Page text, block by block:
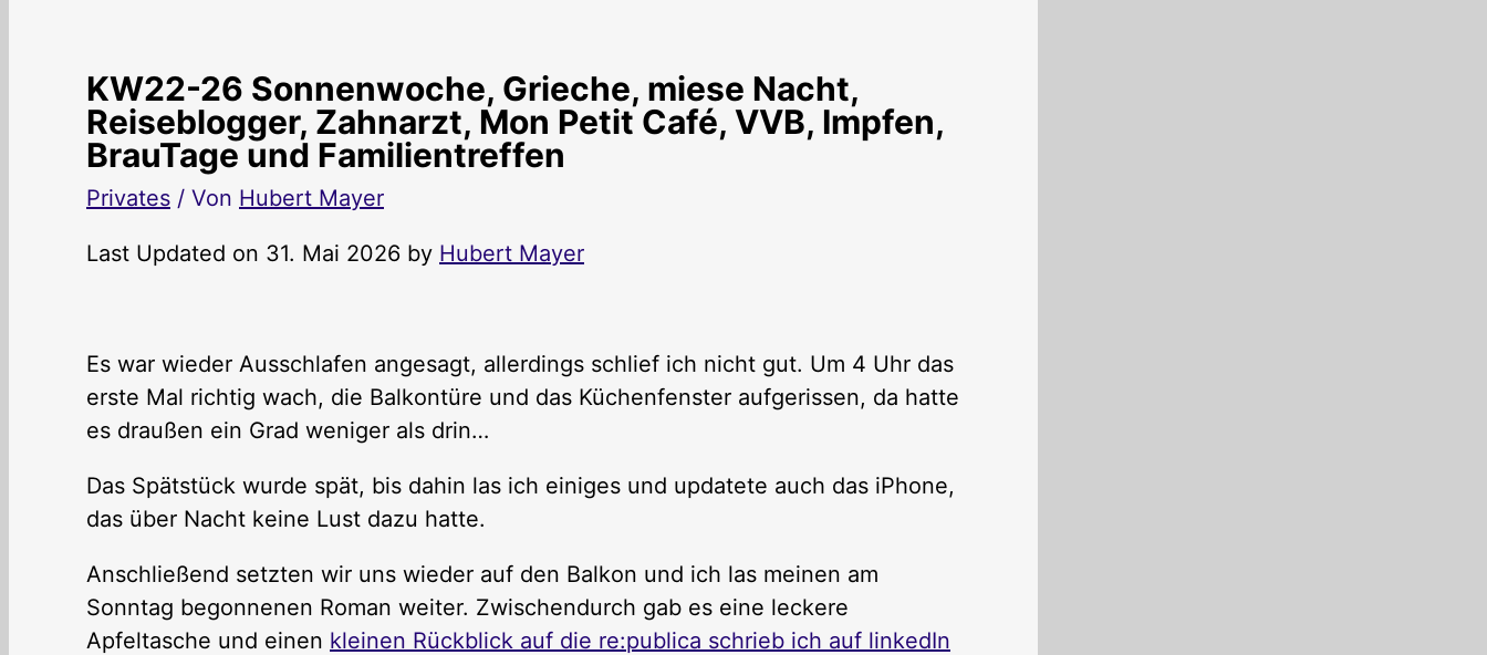
KW22-26 Sonnenwoche, Grieche, miese Nacht,
Reiseblogger, Zahnarzt, Mon Petit Café, VVB, Impfen,
BrauTage und Familientreffen
Privates / Von Hubert Mayer
Last Updated on 31. Mai 2026 by Hubert Mayer
Es war wieder Ausschlafen angesagt, allerdings schlief ich nicht gut. Um 4 Uhr das
erste Mal richtig wach, die Balkontüre und das Küchenfenster aufgerissen, da hatte
es draußen ein Grad weniger als drin…
Das Spätstück wurde spät, bis dahin las ich einiges und updatete auch das iPhone,
das über Nacht keine Lust dazu hatte.
Anschließend setzten wir uns wieder auf den Balkon und ich las meinen am
Sonntag begonnenen Roman weiter. Zwischendurch gab es eine leckere
Apfeltasche und einen kleinen Rückblick auf die re:publica schrieb ich auf linkedIn